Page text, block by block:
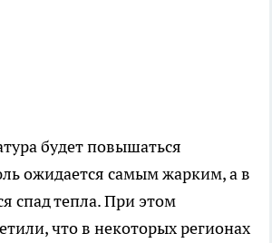
будет повышаться
ожидается самым жарким, а в
спад тепла. При этом
что в некоторых регионах